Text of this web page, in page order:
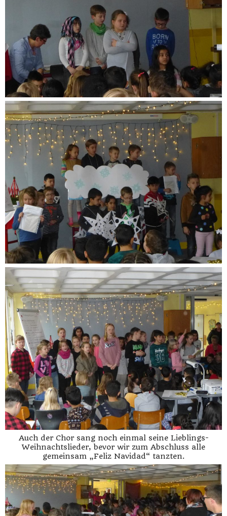
Auch der Chor sang noch einmal seine Lieblings-
Weihnachtslieder, bevor wir zum Abschluss alle
gemeinsam „Feliz Navidad“ tanzten.